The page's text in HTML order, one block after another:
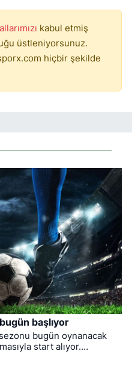
kabul etmiş
üstleniyorsunuz.
hiçbir şekilde
başlıyor
bugün oynanacak
start alıyor.